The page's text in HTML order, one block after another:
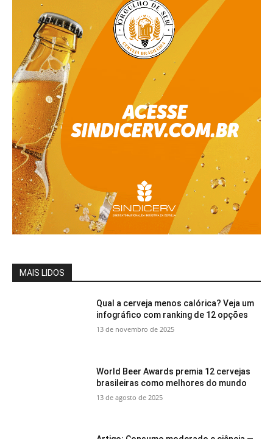
MAIS LIDOS
Qual a cerveja menos calórica? Veja um
infográfico com ranking de 12 opções
13 de novembro de 2025
World Beer Awards premia 12 cervejas
brasileiras como melhores do mundo
13 de agosto de 2025